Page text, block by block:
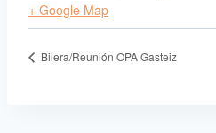
+ Google Map
Bilera/Reunión OPA Gasteiz